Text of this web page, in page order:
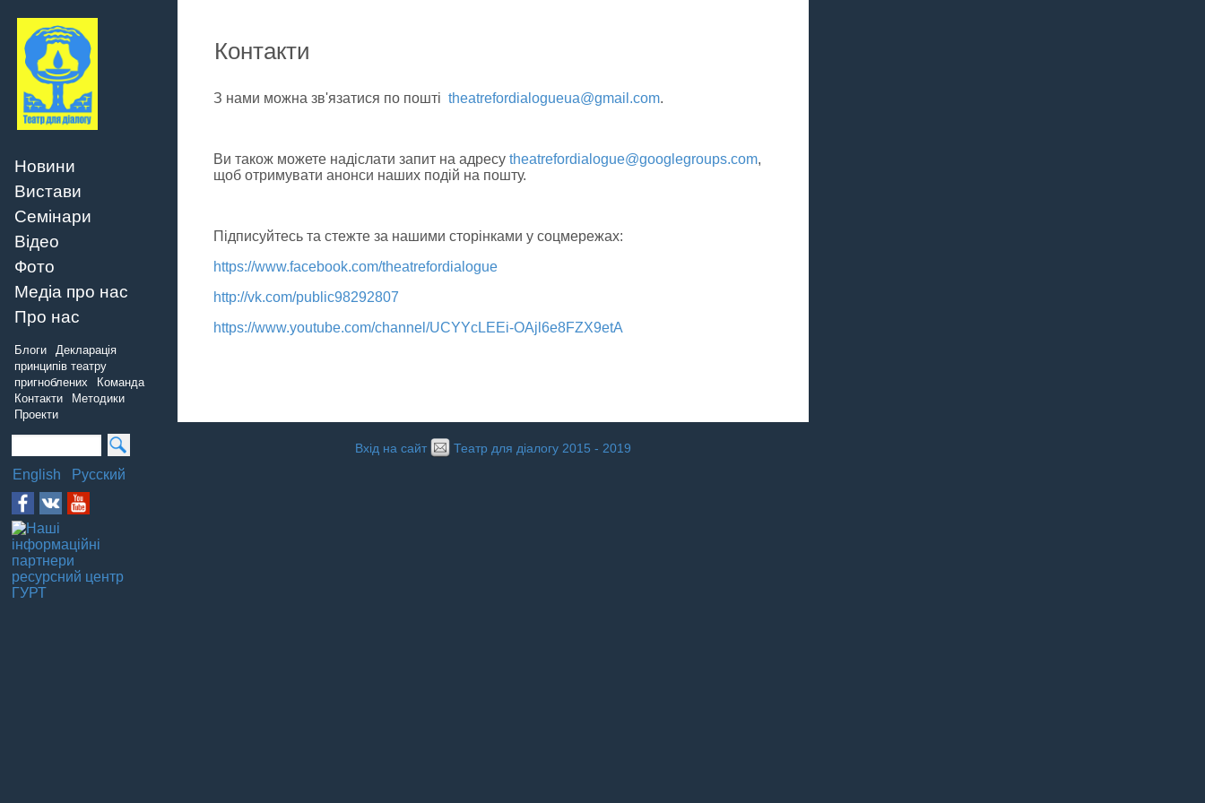
Новини
Вистави
Семінари
Відео
Фото
Медіа про нас
Про нас
Блоги
Декларація
принципів театру
пригноблених
Команда
Контакти
Методики
Проекти
English Русский
Контакти
З нами можна зв'язатися по пошті theatrefordialogueua@gmail.com.
Ви також можете надіслати запит на адресу theatrefordialogue@googlegroups.com,
щоб отримувати анонси наших подій на пошту.
Підписуйтесь та стежте за нашими сторінками у соцмережах:
https://www.facebook.com/theatrefordialogue
http://vk.com/public98292807
https://www.youtube.com/channel/UCYYcLEEi-OAjl6e8FZX9etA
Вхід на сайт Театр для діалогу 2015 - 2019